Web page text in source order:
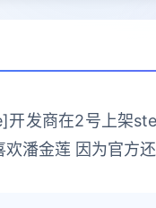
发商在2号上架
潘金莲 因为官方